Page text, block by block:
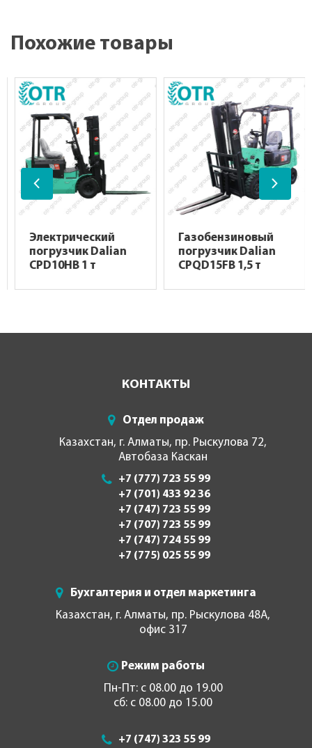
Похожие товары
Электрический
погрузчик Dalian
CPD10HB 1 т
Газобензиновый
погрузчик Dalian
CPQD15FB 1,5 т
КОНТАКТЫ
Отдел продаж
Казахстан, г. Алматы, пр. Рыскулова 72,
Автобаза Каскан
+7 (777) 723 55 99
+7 (701) 433 92 36
+7 (747) 723 55 99
+7 (707) 723 55 99
+7 (747) 724 55 99
+7 (775) 025 55 99
Бухгалтерия и отдел маркетинга
Казахстан, г. Алматы, пр. Рыскулова 48А,
офис 317
Режим работы
Пн-Пт: с 08.00 до 19.00
сб: с 08.00 до 15.00
+7 (747) 323 55 99